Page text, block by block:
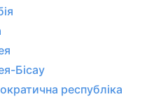
Бісау
республіка